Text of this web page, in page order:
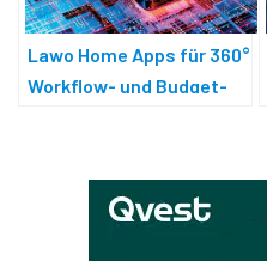
Lawo Home Apps für 360°
Workflow- und Budget-